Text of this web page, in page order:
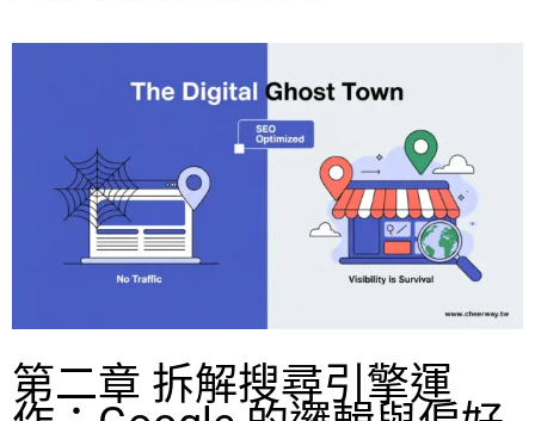
第二章 拆解搜尋引擎運